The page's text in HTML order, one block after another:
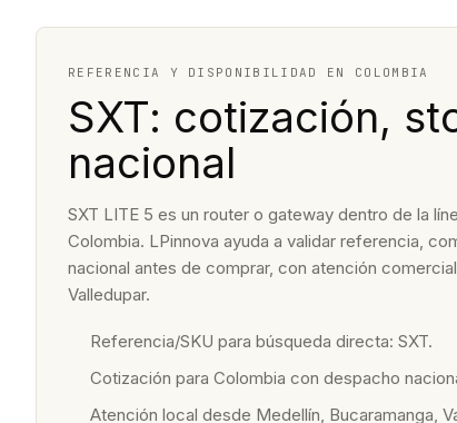
REFERENCIA Y DISPONIBILIDAD EN COLOMBIA
SXT: cotización,
nacional
SXT LITE 5 es un router o gateway dentro de la
Colombia. LPinnova ayuda a validar referencia,
nacional antes de comprar, con atención
Valledupar.
Referencia/SKU para búsqueda directa: SXT.
Cotización para Colombia con despacho
Atención local desde Medellín, Bucaramanga,